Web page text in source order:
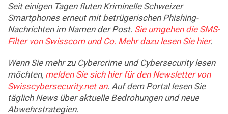
Seit einigen Tagen fluten Kriminelle Schweizer
Smartphones erneut mit betrügerischen Phishing-
Nachrichten im Namen der Post. Sie umgehen die SMS-
Filter von Swisscom und Co. Mehr dazu lesen Sie hier.
Wenn Sie mehr zu Cybercrime und Cybersecurity lesen
möchten, melden Sie sich hier für den Newsletter von
Swisscybersecurity.net an. Auf dem Portallesen Sie
täglich News über aktuelle Bedrohungen und neue
Abwehrstrategien.